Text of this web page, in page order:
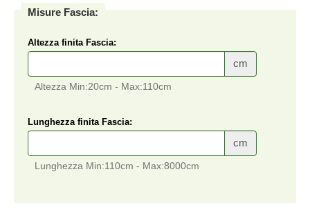
Misure Fascia:
Altezza finita Fascia:
cm
Altezza Min:20cm - Max:110cm
Lunghezza finita Fascia:
cm
Lunghezza Min:110cm - Max:8000cm